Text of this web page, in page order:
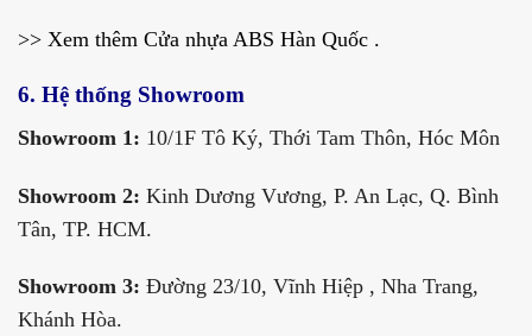
>> Xem thêm Cửa nhựa ABS Hàn Quốc .
6. Hệ thống Showroom
Showroom 1: 10/1F Tô Ký, Thới Tam Thôn, Hóc Môn
Showroom 2: Kinh Dương Vương, P. An Lạc, Q. Bình
Tân, TP. HCM.
Showroom 3: Đường 23/10, Vĩnh Hiệp , Nha Trang,
Khánh Hòa.